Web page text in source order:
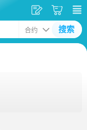
搜索
发
供
采
购